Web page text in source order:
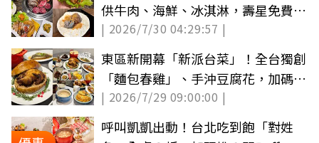
供牛肉、海鮮、冰淇淋，壽星免費吃
牛舌
| 2026/7/30 04:29:57 |
東區新開幕「新派台菜」！全台獨創
「麵包春雞」、手沖豆腐花，加碼送
龍蝦煲
| 2026/7/29 09:00:00 |
呼叫凱凱出動！台北吃到飽「對姓